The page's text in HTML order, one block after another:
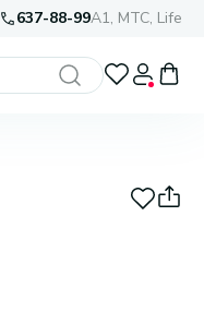
637-88-99A1, МТС, Life